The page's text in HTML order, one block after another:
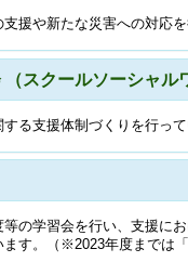
援や新たな災害への対応を
（スクールソーシャル
る支援体制づくりを行って
の学習会を行い、支援に
す。（※2023年度までは